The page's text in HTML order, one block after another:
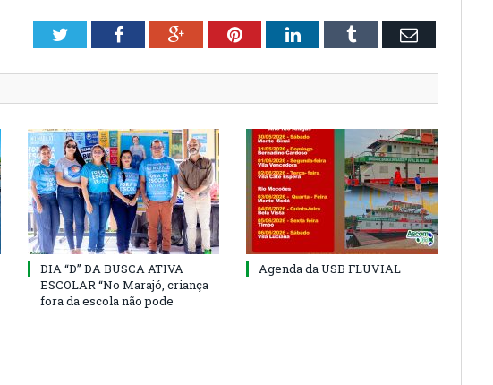
TwitterFacebookGoogle+PinterestLinkedInTumblr Email
DIA “D” DA BUSCA ATIVA
ESCOLAR “No Marajó, criança
fora da escola não pode
Agenda da USB FLUVIAL